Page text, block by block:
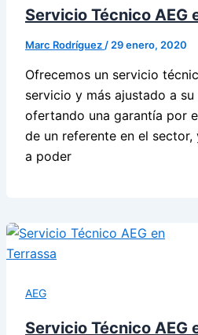
Servicio Técnico AEG
Marc Rodríguez / 29 enero, 2020
Ofrecemos un servicio
servicio y más ajustado a
ofertando una garantía por
de un referente en el
a poder
AEG
Servicio Técnico AEG